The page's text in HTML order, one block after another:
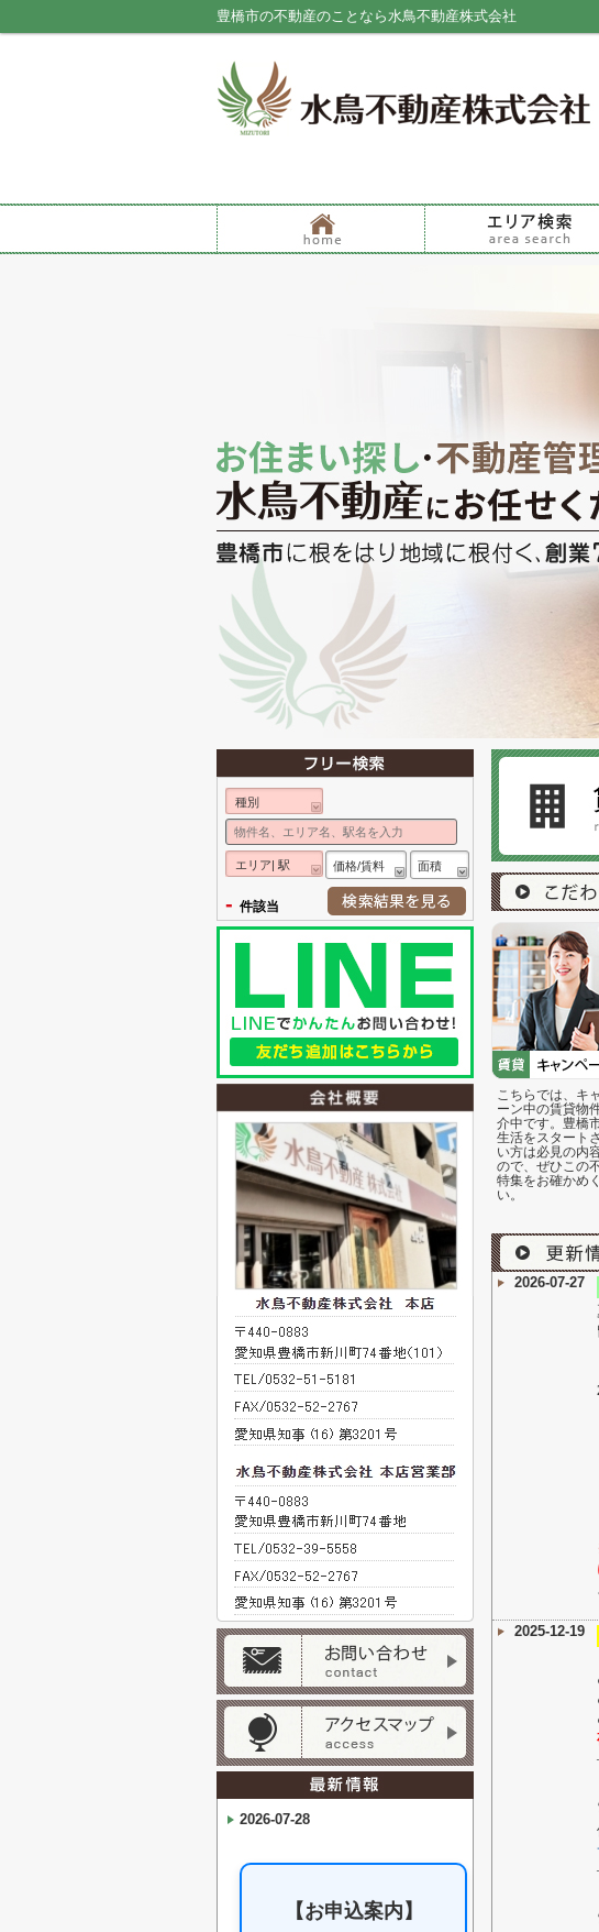
豊橋市の不動産のことなら水鳥不動産株式会社
こちらでは、キ
ーン中の賃貸物
介中です。豊橋
生活をスタート
い方は必見の内
ので、ぜひこの
特集をお確かめ
い。
2026-07-27
2025-12-19
種別
エリア| 駅 価格/賃料 面積
- 件該当
2026-07-28
【お申込案内】